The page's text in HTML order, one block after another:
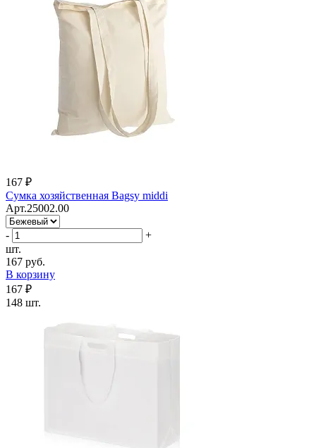
167 ₽
Cумка хозяйственная Bagsy middi
Арт.25002.00
-
+
шт.
167 руб.
В корзину
167 ₽
148 шт.